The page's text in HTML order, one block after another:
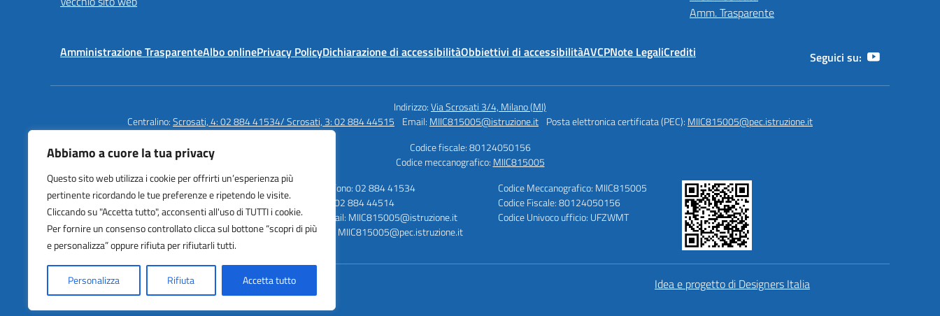
Abbiamo a cuore la tua privacy
Questo sito web utilizza i cookie per offrirti un’esperienza più
pertinente ricordando le tue preferenze e ripetendo le visite.
Cliccando su "Accetta tutto", acconsenti all'uso di TUTTI i cookie.
Per fornire un consenso controllato clicca sul bottone “scopri di più
e personalizza” oppure rifiuta per rifiutarli tutti.
Personalizza Rifiuta Accetta tutto
Amm. Trasparente
Amministrazione TrasparenteAlbo onlinePrivacy PolicyDichiarazione di accessibilitàObbiettivi di accessibilitàAVCPNote LegaliCrediti Seguici su:
Indirizzo:Via Scrosati 3/4, Milano (MI)
Centralino:Scrosati, 4: 02 884 41534/ Scrosati, 3: 02 884 44515 Email: MIIC815005@istruzione.it Posta elettronica certificata (PEC): MIIC815005@pec.istruzione.it
Codice fiscale: 80124050156
Codice meccanografico: MIIC815005
Istituto Comprensivo Statale
Cardarelli | Massaua
Via Scrosati 3/4, Milano (MI)
Telefono: 02 884 41534
Fax: 02 884 44514
E-mail: MIIC815005@istruzione.it
PEC: MIIC815005@pec.istruzione.it
Codice Meccanografico: MIIC815005
Codice Fiscale: 80124050156
Codice Univoco ufficio: UFZWMT
Idea e progetto di Designers Italia